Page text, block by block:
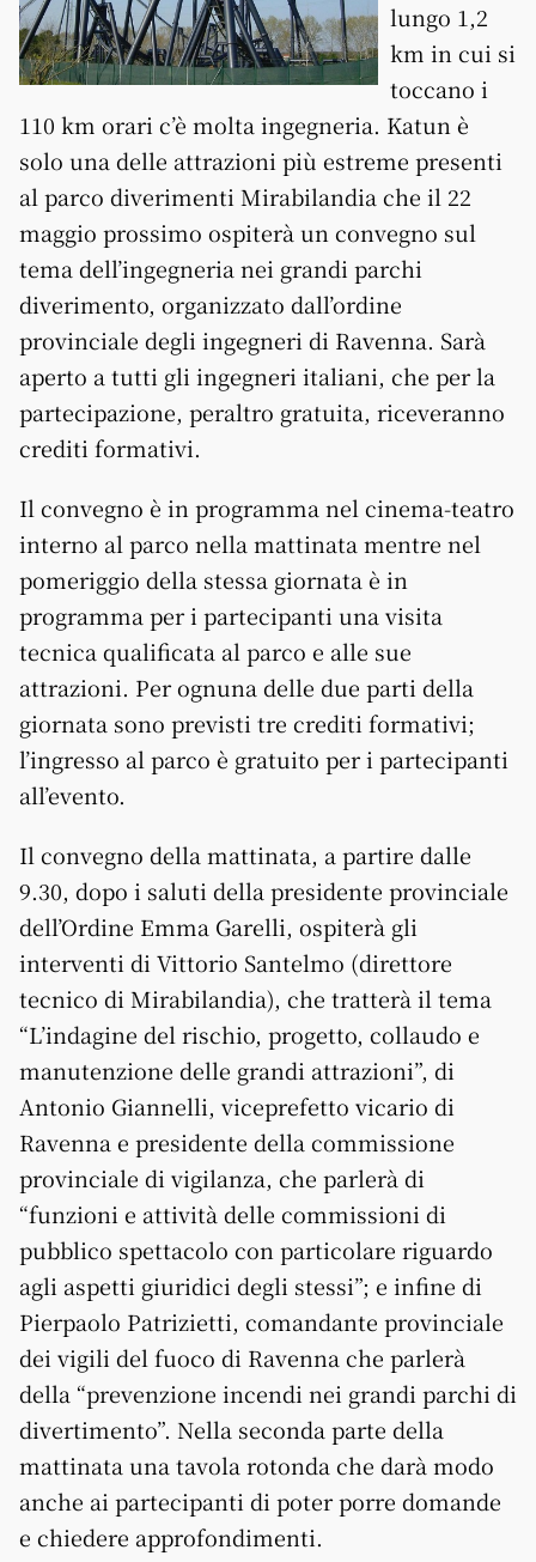
lungo 1,2
km in cui si
toccano i
110 km orari c’è molta ingegneria. Katun è
solo una delle attrazioni più estreme presenti
al parco diverimenti Mirabilandia che il 22
maggio prossimo ospiterà un convegno sul
tema dell’ingegneria nei grandi parchi
diverimento, organizzato dall’ordine
provinciale degli ingegneri di Ravenna. Sarà
aperto a tutti gli ingegneri italiani, che per la
partecipazione, peraltro gratuita, riceveranno
crediti formativi.
Il convegno è in programma nel cinema-teatro
interno al parco nella mattinata mentre nel
pomeriggio della stessa giornata è in
programma per i partecipanti una visita
tecnica qualificata al parco e alle sue
attrazioni. Per ognuna delle due parti della
giornata sono previsti tre crediti formativi;
l’ingresso al parco è gratuito per i partecipanti
all’evento.
Il convegno della mattinata, a partire dalle
9.30, dopo i saluti della presidente provinciale
dell’Ordine Emma Garelli, ospiterà gli
interventi di Vittorio Santelmo (direttore
tecnico di Mirabilandia), che tratterà il tema
“L’indagine del rischio, progetto, collaudo e
manutenzione delle grandi attrazioni”, di
Antonio Giannelli, viceprefetto vicario di
Ravenna e presidente della commissione
provinciale di vigilanza, che parlerà di
“funzioni e attività delle commissioni di
pubblico spettacolo con particolare riguardo
agli aspetti giuridici degli stessi”; e infine di
Pierpaolo Patrizietti, comandante provinciale
dei vigili del fuoco di Ravenna che parlerà
della “prevenzione incendi nei grandi parchi di
divertimento”. Nella seconda parte della
mattinata una tavola rotonda che darà modo
anche ai partecipanti di poter porre domande
e chiedere approfondimenti.